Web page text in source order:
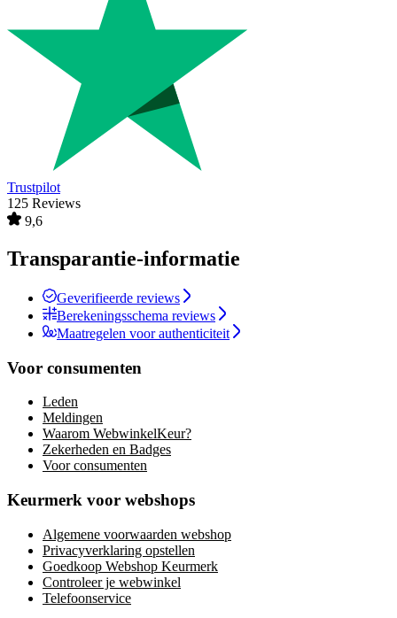
Trustpilot
125 Reviews
9,6
Transparantie-informatie
Geverifieerde reviews
Berekeningsschema reviews
Maatregelen voor authenticiteit
Voor consumenten
Leden
Meldingen
Waarom WebwinkelKeur?
Zekerheden en Badges
Voor consumenten
Keurmerk voor webshops
Algemene voorwaarden webshop
Privacyverklaring opstellen
Goedkoop Webshop Keurmerk
Controleer je webwinkel
Telefoonservice